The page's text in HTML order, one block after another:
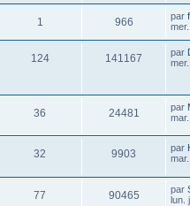
1 966 par
124 141167 par
36 24481 par
32 9903 par
77 90465 par
lun.